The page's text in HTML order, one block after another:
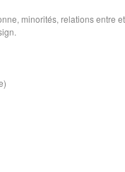
minorités, relations entre